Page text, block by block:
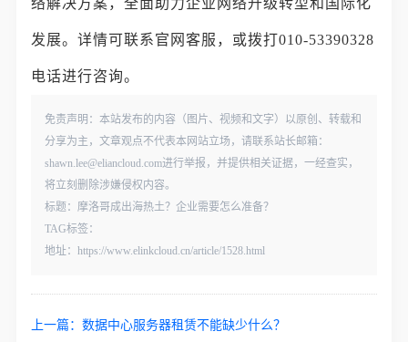
发展。详情可联系官网客服，或拨打010-53390328
电话进行咨询。
免责声明：本站发布的内容（图片、视频和文字）以原创、转载和
分享为主，文章观点不代表本网站立场，请联系站长邮箱：
shawn.lee@eliancloud.com进行举报，并提供相关证据，一经查实，
将立刻删除涉嫌侵权内容。
标题：摩洛哥成出海热土？企业需要怎么准备？
TAG标签：
地址：https://www.elinkcloud.cn/article/1528.html
上一篇：数据中心服务器租赁不能缺少什么？